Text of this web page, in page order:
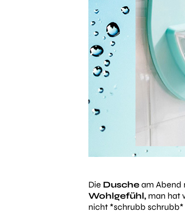
Die Duscheam Abend
Wohlgefühl, man hat
nicht *schrubb